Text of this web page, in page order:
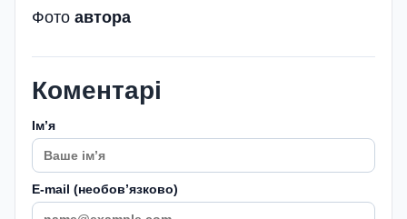
Фото автора
Коментарі
Імʼя
E-mail (необовʼязково)